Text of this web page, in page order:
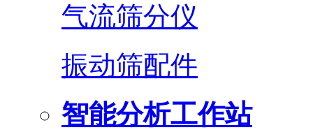
气流筛分仪
振动筛配件
智能分析工作站